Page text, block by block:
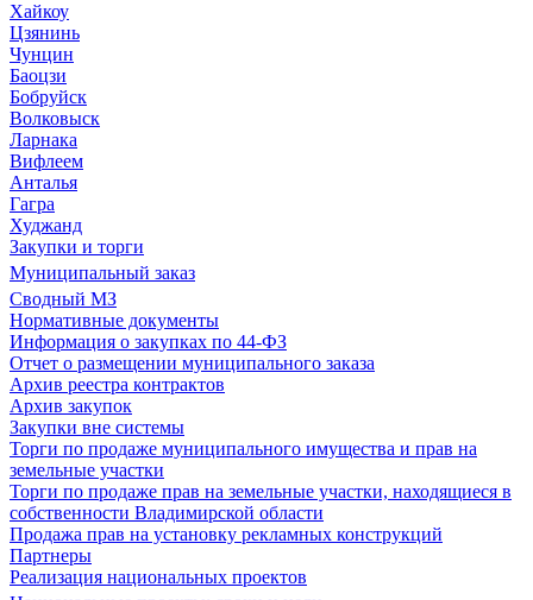
Хайкоу
Цзянинь
Чунцин
Баоцзи
Бобруйск
Волковыск
Ларнака
Вифлеем
Анталья
Гагра
Худжанд
Закупки и торги
Муниципальный заказ
Сводный МЗ
Нормативные документы
Информация о закупках по 44-ФЗ
Отчет о размещении муниципального заказа
Архив реестра контрактов
Архив закупок
Закупки вне системы
Торги по продаже муниципального имущества и прав на
земельные участки
Торги по продаже прав на земельные участки, находящиеся в
собственности Владимирской области
Продажа прав на установку рекламных конструкций
Партнеры
Реализация национальных проектов